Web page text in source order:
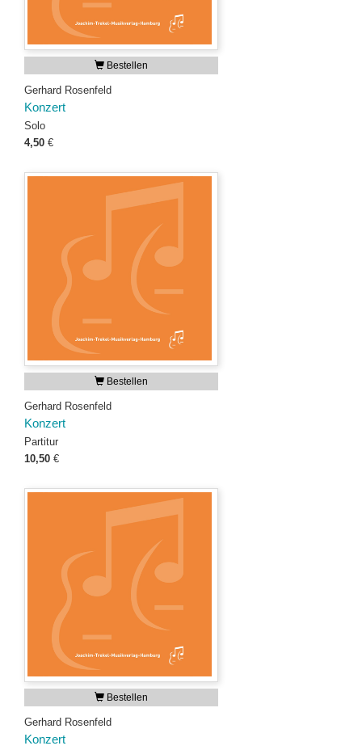
Bestellen
Gerhard Rosenfeld
Konzert
Solo
4,50 €
Bestellen
Gerhard Rosenfeld
Konzert
Partitur
10,50 €
Bestellen
Gerhard Rosenfeld
Konzert